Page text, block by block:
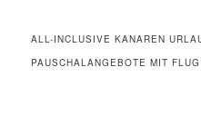
ALL-INCLUSIVE KANAREN
PAUSCHALANGEBOTE MIT FLUG